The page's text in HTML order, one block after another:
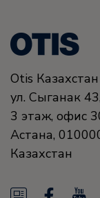
Otis Казахстан
ул. Сыганак 43,
3 этаж, офис
Астана,
Казахстан